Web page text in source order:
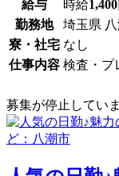
給与 時給1,400
勤務地
埼玉県
寮・社宅 なし
仕事内容 検査・プ
募集が停止してい